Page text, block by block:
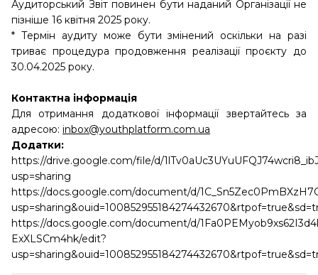
Аудиторський Звіт повинен бути наданий Організації не
пізніше 16 квітня 2025 року.
* Термін аудиту може бути змінений оскільки на разі
триває процедура продовження реалізації проєкту до
30.04.2025 року.
Контактна інформація
Для отримання додаткової інформації звертайтесь за
адресою: inbox@youthplatform.com.ua
Додатки:
https://drive.google.com/file/d/
usp=sharing
https://docs.google.com/document/d/
https://docs.google.com/document/d/
ExXLSCm4hk/edit?